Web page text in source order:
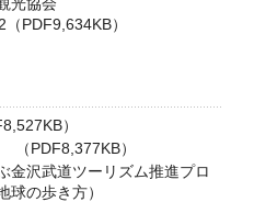
（PDF9,634KB）
）
（PDF8,377KB）
沢武道ツーリズム推進プロ
球の歩き方）